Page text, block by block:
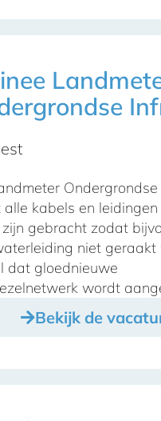
Ondergrondse
alle kabels en
gebracht zodat
niet
dat gloednieuwe
wordt
Bekijk de